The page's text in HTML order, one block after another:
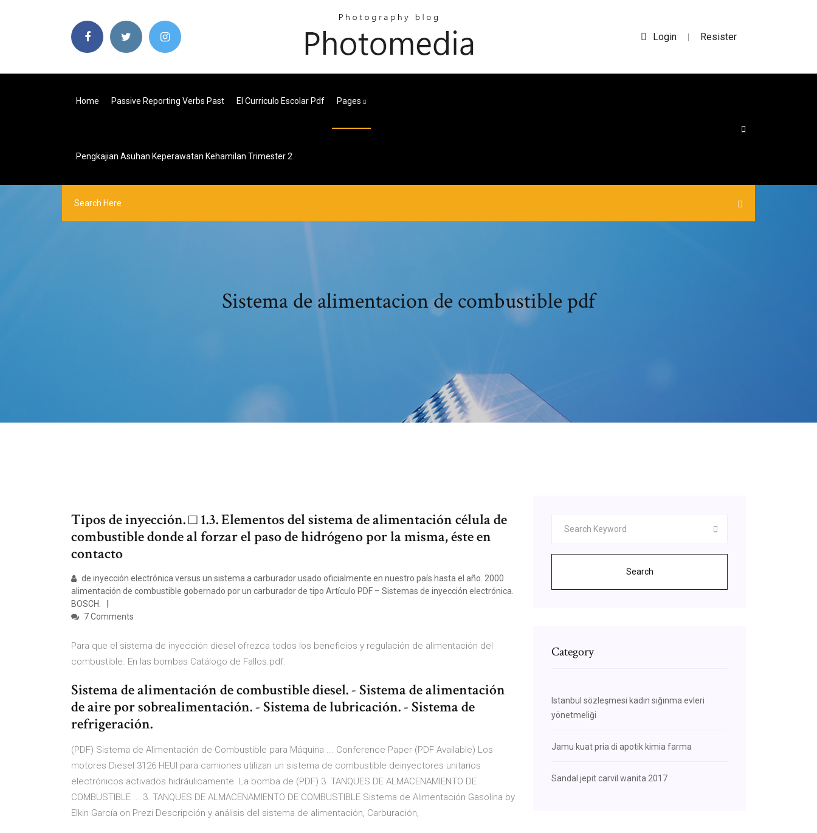
Login | Resister
Home Passive Reporting Verbs Past El Curriculo Escolar Pdf Pages
Pengkajian Asuhan Keperawatan Kehamilan Trimester 2
Sistema de alimentacion de combustible pdf
Tipos de inyección. □ 1.3. Elementos del sistema de alimentación célula de
combustible donde al forzar el paso de hidrógeno por la misma, éste en
contacto
de inyección electrónica versus un sistema a carburador usado oficialmente en nuestro país hasta el año. 2000
alimentación de combustible gobernado por un carburador de tipo Artículo PDF – Sistemas de inyección electrónica.
BOSCH.
7 Comments
Para que el sistema de inyección diesel ofrezca todos los beneficios y regulación de alimentación del
combustible. En las bombas Catálogo de Fallos.pdf.
Sistema de alimentación de combustible diesel. - Sistema de alimentación
de aire por sobrealimentación. - Sistema de lubricación. - Sistema de
refrigeración.
(PDF) Sistema de Alimentación de Combustible para Máquina ... Conference Paper (PDF Available) Los
motores Diesel 3126 HEUI para camiones utilizan un sistema de combustible deinyectores unitarios
electrónicos activados hidráulicamente. La bomba de (PDF) 3. TANQUES DE ALMACENAMIENTO DE
COMBUSTIBLE ... 3. TANQUES DE ALMACENAMIENTO DE COMBUSTIBLE Sistema de Alimentación Gasolina by
Elkin García on Prezi Descripción y análisis del sistema de alimentación, Carburación,
Search
Category
Istanbul sözleşmesi kadın sığınma evleri
yönetmeliği
Jamu kuat pria di apotik kimia farma
Sandal jepit carvil wanita 2017